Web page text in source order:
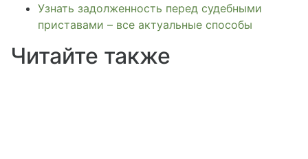
Узнать задолженность перед судебными
приставами – все актуальные способы
Читайте также